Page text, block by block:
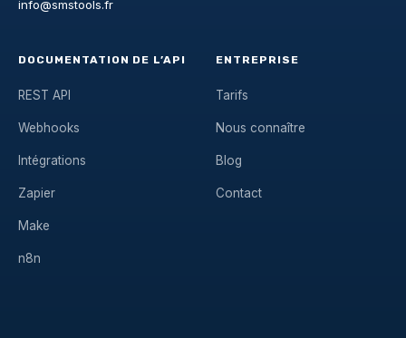
info@smstools.fr
DOCUMENTATION DE L’API
REST API
Webhooks
Intégrations
Zapier
Make
n8n
ENTREPRISE
Tarifs
Nous connaître
Blog
Contact